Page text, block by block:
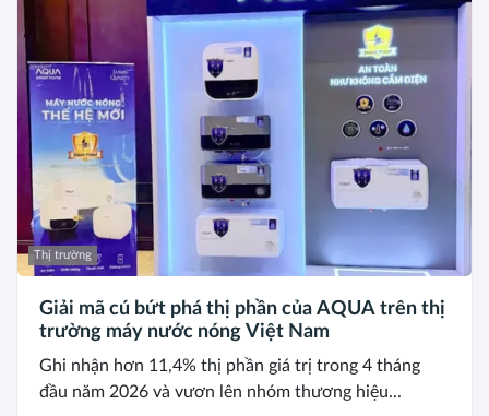
Thị trường
Giải mã cú bứt phá thị phần của AQUA trên thị
trường máy nước nóng Việt Nam
Ghi nhận hơn 11,4% thị phần giá trị trong 4 tháng
đầu năm 2026 và vươn lên nhóm thương hiệu...